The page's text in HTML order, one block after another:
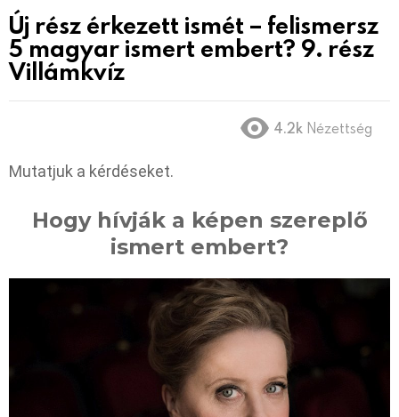
Új rész érkezett ismét – felismersz
5 magyar ismert embert? 9. rész
Villámkvíz
4.2k Nézettség
Mutatjuk a kérdéseket.
Hogy hívják a képen szereplő
ismert embert?